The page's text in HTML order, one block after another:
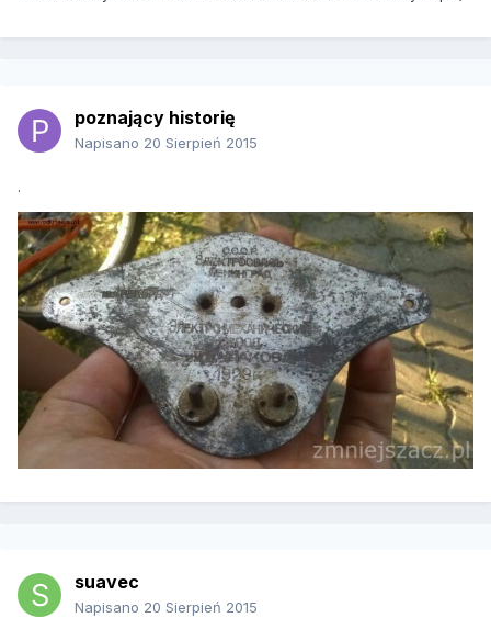
poznający historię
Napisano 20 Sierpień 2015
.
suavec
Napisano 20 Sierpień 2015